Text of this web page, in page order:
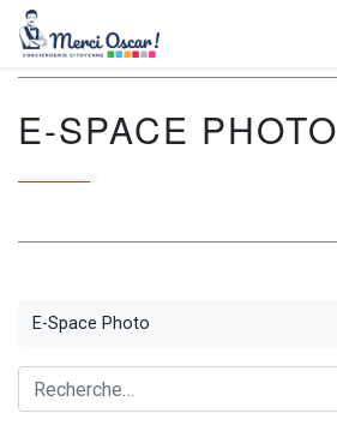
E-SPACE PHOTO
E-Space Photo